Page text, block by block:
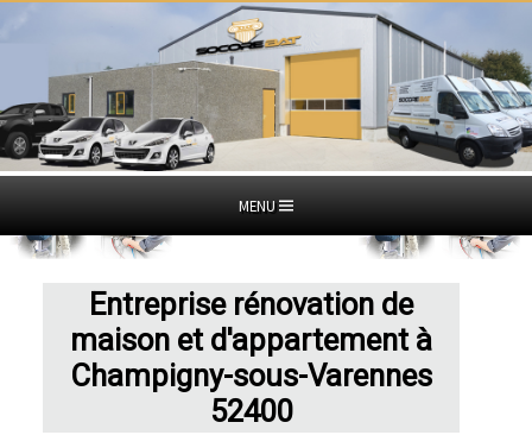
MENU
Entreprise rénovation de
maison et d'appartement à
Champigny-sous-Varennes
52400